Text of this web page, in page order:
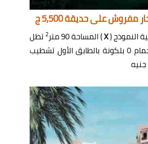
مفروش على حديقة 5,500 ج
النموذج (X) المساحة 90 متر 2تطل
على حديقة تشمل 2 نوم 1 حمام 0 بلكونة بالطابق الأول تشطيب